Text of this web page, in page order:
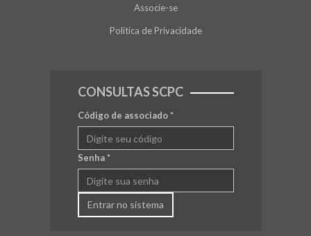
Associe-se
Política de Privacidade
CONSULTAS SCPC
Código de associado*
Senha*
Entrar no sistema